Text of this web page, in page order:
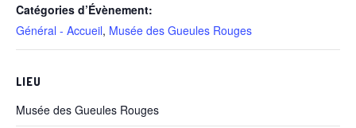
Catégories d’Évènement:
Général - Accueil, Musée des Gueules Rouges
LIEU
Musée des Gueules Rouges